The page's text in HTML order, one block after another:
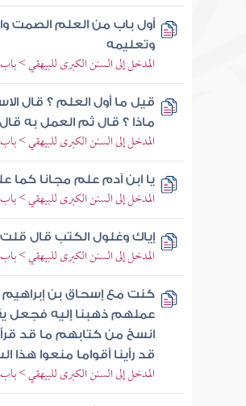
أول باب من العلم الصمت
وتعليمه
المدخل إلى السنن الكبرى للبيهقي >
قيل ما أول العلم ؟ قال
ماذا ؟ قال ثم العمل به
المدخل إلى السنن الكبرى للبيهقي >
يا ابن آدم علم مجانا كما
المدخل إلى السنن الكبرى للبيهقي >
إياك وغلول الكتب قال
المدخل إلى السنن الكبرى للبيهقي >
كنت مع إسحاق بن
عملهم ذهبنا إليه فجعل
انسخ من كتابهم ما قد
قد رأينا أقواما منعوا هذا
المدخل إلى السنن الكبرى للبيهقي >